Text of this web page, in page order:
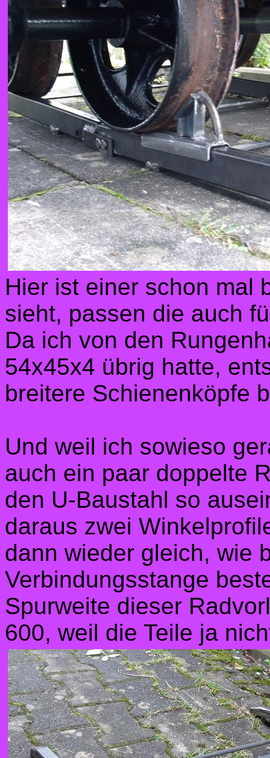
Hier ist einer schon mal
sieht, passen die auch
Da ich von den
54x45x4 übrig hatte,
breitere Schienenköpfe
Und weil ich sowieso
auch ein paar doppelte
den U-Baustahl so
daraus zwei
dann wieder gleich, wie
Verbindungsstange
Spurweite dieser
600, weil die Teile ja